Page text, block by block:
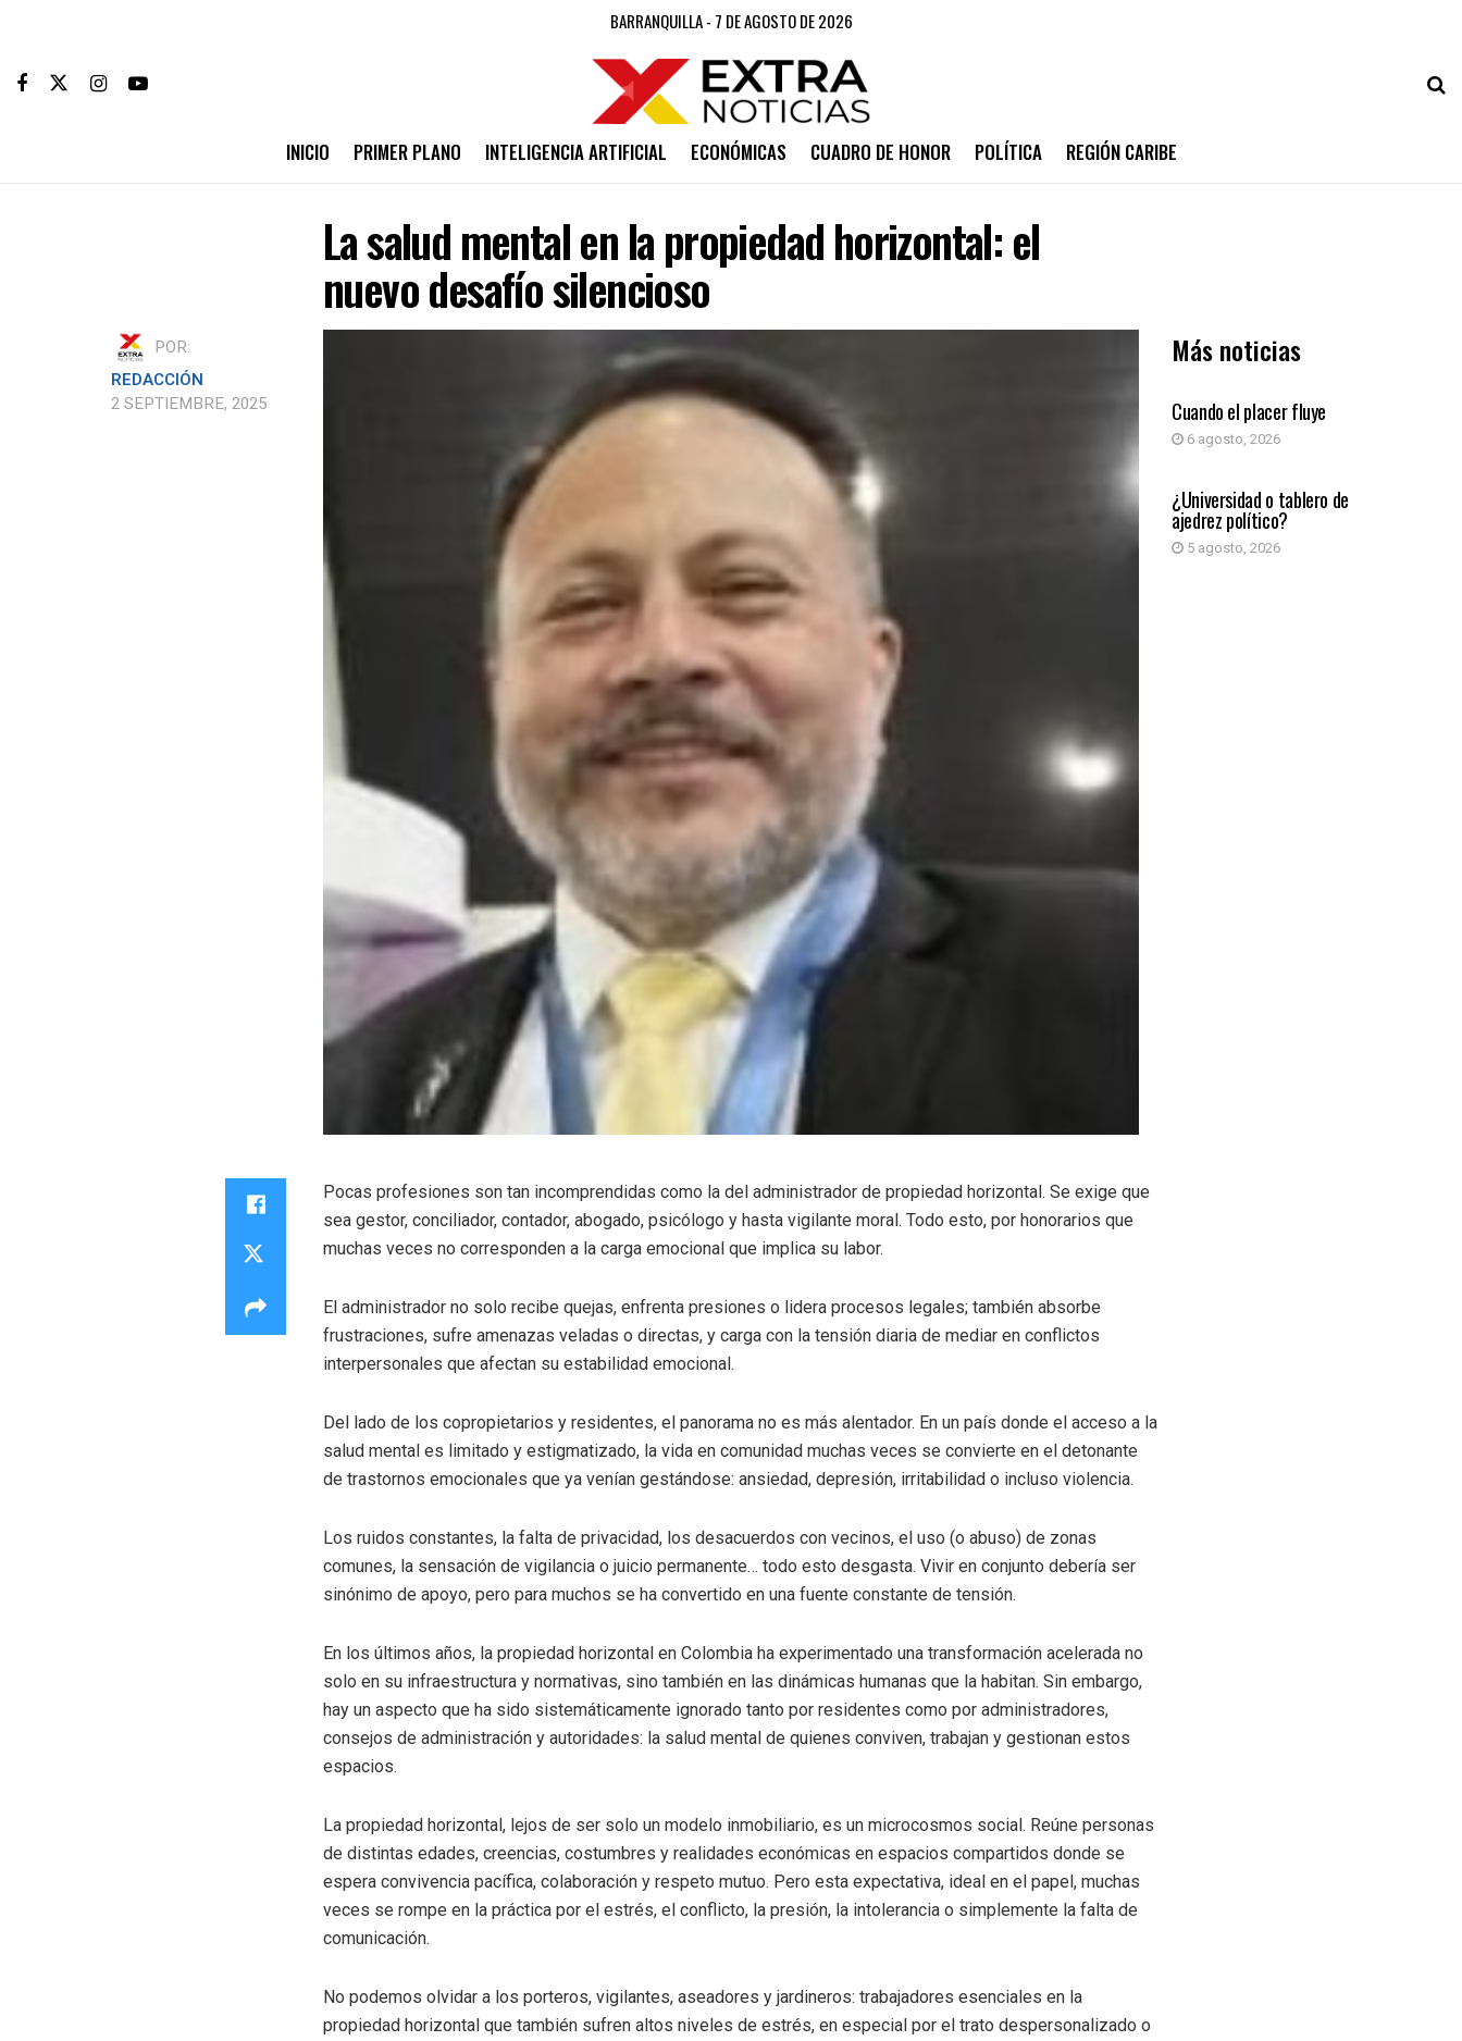
BARRANQUILLA - 7 DE AGOSTO DE 2026
INICIO PRIMER PLANO INTELIGENCIA ARTIFICIAL ECONÓMICAS CUADRO DE HONOR POLÍTICA REGIÓN CARIBE
La salud mental en la propiedad horizontal: el
nuevo desafío silencioso
POR:
REDACCIÓN
2 SEPTIEMBRE, 2025
Más noticias
COLUMNA DE OPINIÓN
Cuando el placer fluye
6 agosto, 2026
COLUMNA DE OPINIÓN
¿Universidad o tablero de
ajedrez político?
5 agosto, 2026
Pocas profesiones son tan incomprendidas como la del administrador de propiedad horizontal. Se exige que
sea gestor, conciliador, contador, abogado, psicólogo y hasta vigilante moral. Todo esto, por honorarios que
muchas veces no corresponden a la carga emocional que implica su labor.
El administrador no solo recibe quejas, enfrenta presiones o lidera procesos legales; también absorbe
frustraciones, sufre amenazas veladas o directas, y carga con la tensión diaria de mediar en conflictos
interpersonales que afectan su estabilidad emocional.
Del lado de los copropietarios y residentes, el panorama no es más alentador. En un país donde el acceso a la
salud mental es limitado y estigmatizado, la vida en comunidad muchas veces se convierte en el detonante
de trastornos emocionales que ya venían gestándose: ansiedad, depresión, irritabilidad o incluso violencia.
Los ruidos constantes, la falta de privacidad, los desacuerdos con vecinos, el uso (o abuso) de zonas
comunes, la sensación de vigilancia o juicio permanente… todo esto desgasta. Vivir en conjunto debería ser
sinónimo de apoyo, pero para muchos se ha convertido en una fuente constante de tensión.
En los últimos años, la propiedad horizontal en Colombia ha experimentado una transformación acelerada no
solo en su infraestructura y normativas, sino también en las dinámicas humanas que la habitan. Sin embargo,
hay un aspecto que ha sido sistemáticamente ignorado tanto por residentes como por administradores,
consejos de administración y autoridades: la salud mental de quienes conviven, trabajan y gestionan estos
espacios.
La propiedad horizontal, lejos de ser solo un modelo inmobiliario, es un microcosmos social. Reúne personas
de distintas edades, creencias, costumbres y realidades económicas en espacios compartidos donde se
espera convivencia pacífica, colaboración y respeto mutuo. Pero esta expectativa, ideal en el papel, muchas
veces se rompe en la práctica por el estrés, el conflicto, la presión, la intolerancia o simplemente la falta de
comunicación.
No podemos olvidar a los porteros, vigilantes, aseadores y jardineros: trabajadores esenciales en la
propiedad horizontal que también sufren altos niveles de estrés, en especial por el trato despersonalizado o